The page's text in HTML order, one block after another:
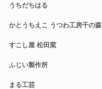
うちだちはる
かとうちえこ うつわ工房千の森
すこし屋 松田窯
ふじい製作所
まる工芸